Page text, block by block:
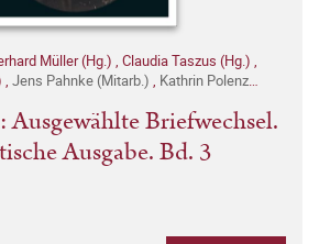
Müller (Hg.) , Claudia Taszus (Hg.) ,
, Jens Pahnke (Mitarb.) , Kathrin Polenz
Ausgewählte Briefwechsel.
Ausgabe. Bd. 3